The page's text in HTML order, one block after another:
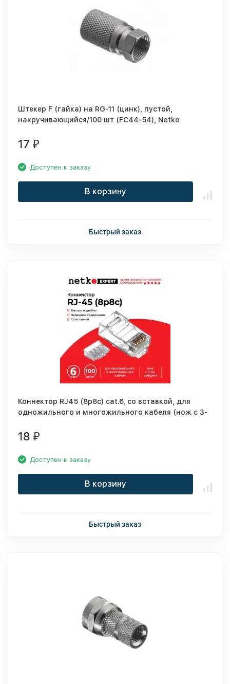
Штекер F (гайка) на RG-11 (цинк), пустой,
накручивающийся/100 шт (FC44-54), Netko
17 ₽
Доступен к заказу
В корзину
Быстрый заказ
Коннектор RJ45 (8p8c) cat.6, со вставкой, для
одножильного и многожильного кабеля (нож с 3-
18 ₽
Доступен к заказу
В корзину
Быстрый заказ